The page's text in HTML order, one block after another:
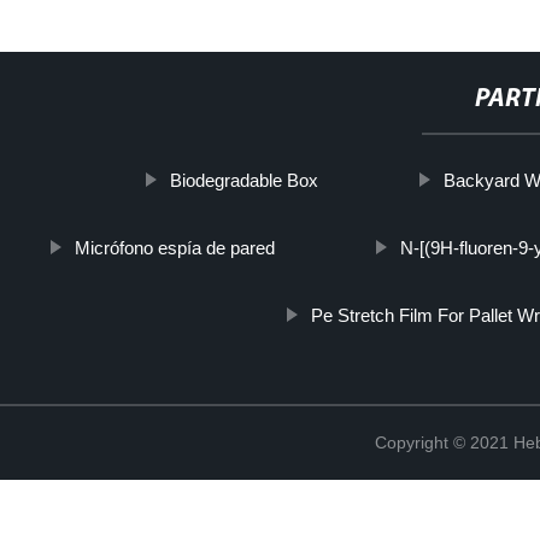
Biodegradable Box Backyard
Micrófono espía de pared N-[(9H-fluoren-
Pe Stretch Film For Pallet
Copyright © 2021